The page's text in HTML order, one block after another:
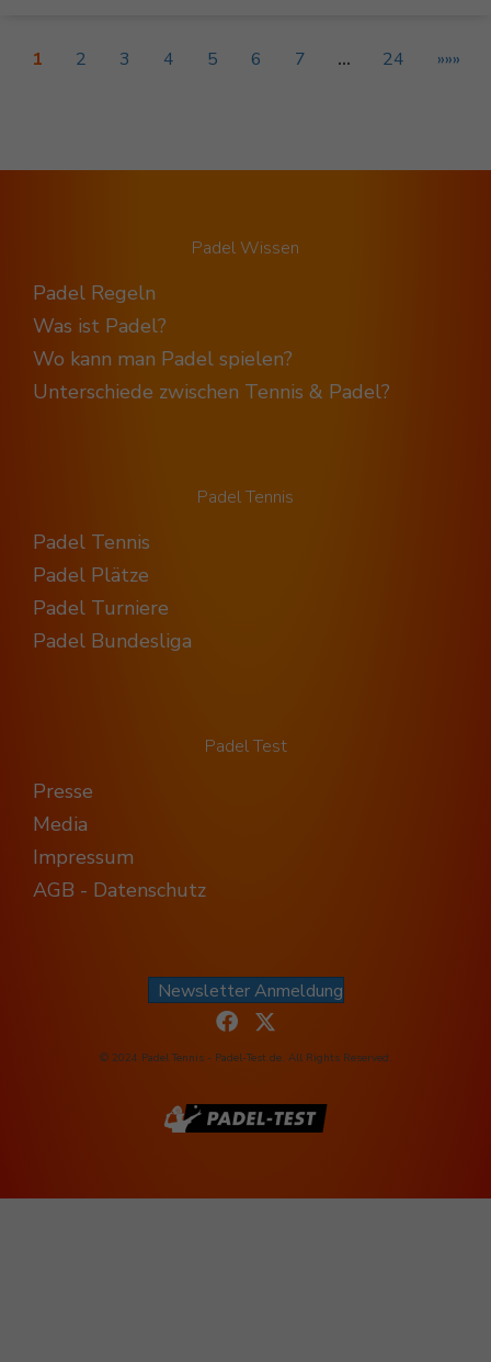
1 2 3 4 5 6 7 … 24 »»»
Padel Wissen
Padel Regeln
Was ist Padel?
Wo kann man Padel spielen?
Unterschiede zwischen Tennis & Padel?
Padel Tennis
Padel Tennis
Padel Plätze
Padel Turniere
Padel Bundesliga
Padel Test
Presse
Media
Impressum
AGB - Datenschutz
Newsletter Anmeldung
© 2024 Padel Tennis - Padel-Test.de. All Rights Reserved.